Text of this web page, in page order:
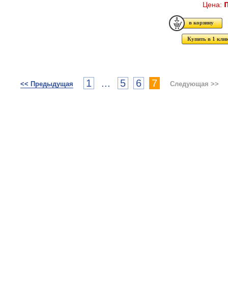
Цена:
Купить в 1
<< Предыдущая 1 ... 5 6 7 Следующая >>